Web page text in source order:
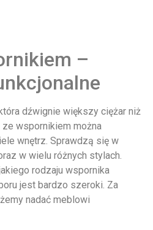
–
dźwignie większy ciężar niż
ze wspornikiem można
wnętrz. Sprawdzą się w
w wielu różnych stylach.
rodzaju wspornika
jest bardzo szeroki. Za
nadać meblowi